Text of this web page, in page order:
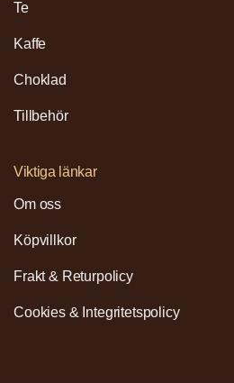
Te
Kaffe
Choklad
Tillbehör
Viktiga länkar
Om oss
Köpvillkor
Frakt & Returpolicy
Cookies & Integritetspolicy